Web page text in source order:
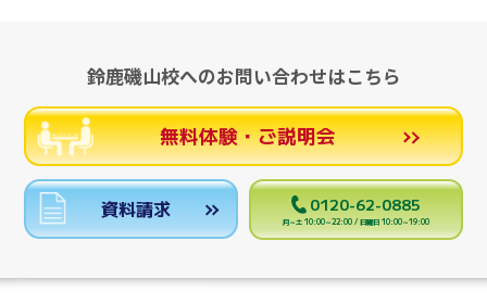
鈴鹿磯山校へのお問い合わせはこちら
無料体験・ご説明会
資料請求 0120-62-0885
月～土 10:00～22:00 / 日曜日 10:00～19:00